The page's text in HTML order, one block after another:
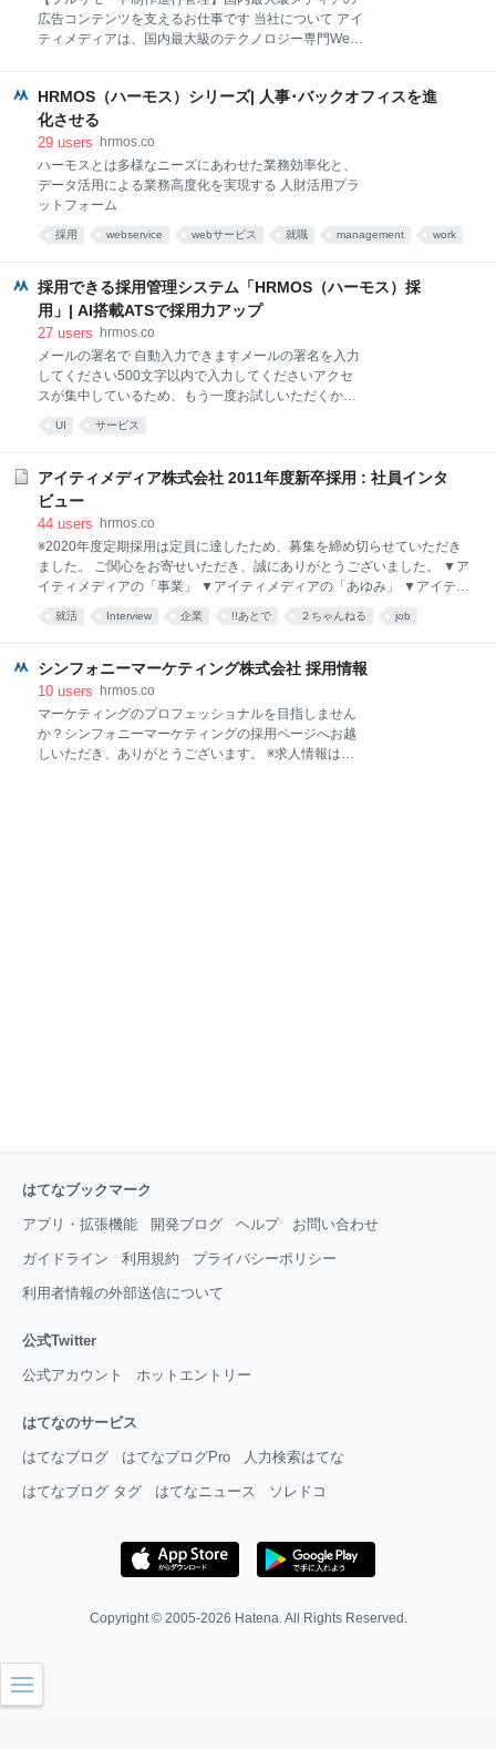
との間に入る中心的なポジション ＜具体的には…＞ ・
企画資料集め〜打合せへの参加 ・各スタッフ（撮影・
行タイムスケジュールの作成〜調整 ・ロケハン(ロケ
地/撮影場所の手配・交渉・選定） ・オーディション
（出演者の手配・選定） ・撮影準備（
広告コンテンツを支えるお仕事です 当社について アイ
ティメディアは、国内最大級のテクノロジー専門Web
ました。インターネット黎明期に、インターネット専
業メディアとして誕生し、2026年で創業27年を迎えま
す。 現在は国内最上位の株式市場である、東証プライ
ム市場に上場しています。 当社は1次メディアとし
て、自社に編集部機能を持ち、月4,000本に上るコン
テンツを配信しています。そして、そのコンテンツを
し、顧客企業のマーケティング課題を解決すること
フォーメーション）」に代表されるように、近年は
様々な産業のデジタル化が加速しており、アイティメ
ディアの存
HRMOS（ハーモス）シリーズ| 人事･バックオフィスを進
化させる
29 users
hrmos.co
ハーモスとは多様なニーズにあわせた業務効率化と、
データ活用による業務高度化を実現する 人財活用プラ
ットフォーム
採用 webservice webサービス 就職 management work
採用できる採用管理システム「HRMOS（ハーモス）採
用」| AI搭載ATSで採用力アップ
27 users
hrmos.co
メールの署名で 自動入力できますメールの署名を入力
してください500文字以内で入力してくださいアクセ
スが集中しているため、もう一度お試しいただくか、
署名の内容を変更してお試しいただくか、手動で入力
UI サービス
アイティメディア株式会社 2011年度新卒採用 : 社員インタ
ビュー
44 users
hrmos.co
※2020年度定期採用は定員に達したため、募集を締め切らせていただき
ました。 ご関心をお寄せいただき、誠にありがとうございました。 ▼ア
イティメディアの「事業」 ▼アイティメディアの「あゆみ」 ▼アイティ
メディアの「思い」▼運営メディア▼社員インタビュー アイティメディ
アの求める人材好奇心と情熱があり、それを行動に移して大きな成果を
げたいという熱い思いを持った方と一緒に働きたいと思っています。仕
事で高い成果を出す、そして自分自身が大きく成長していくためには、
その根底に好奇心と情熱が必要だと考えます。 そして、社会に出るとた
くさんの壁にぶつかり、失敗もします。でもそれは当たり前のこと。大
事なのは、失敗を恐れずに行動を起こし続け、いつか「やりきった！」
就活 Interview 企業 !!あとで ２ちゃんねる job
シンフォニーマーケティング株式会社 採用情報
10 users
hrmos.co
マーケティングのプロフェッショナルを目指しません
か？シンフォニーマーケティングの採用ページへお越
しいただき、ありがとうございます。 ※求人情報はペ
はてなブックマーク
アプリ・拡張機能 開発ブログ ヘルプ お問い合わせ
ガイドライン 利用規約 プライバシーポリシー
利用者情報の外部送信について
公式Twitter
公式アカウント ホットエントリー
はてなのサービス
はてなブログ はてなブログPro 人力検索はてな
はてなブログ タグ はてなニュース ソレドコ
Copyright © 2005-2026 Hatena. All Rights Reserved.